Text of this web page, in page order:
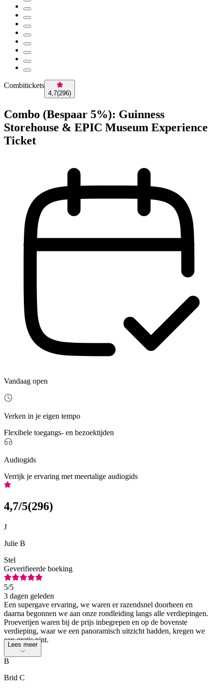
Combitickets
4,7(296)
Combo (Bespaar 5%): Guinness
Storehouse & EPIC Museum Experience
Ticket
Vandaag open
Verken in je eigen tempo
Flexibele toegangs- en bezoektijden
Audiogids
Verrijk je ervaring met meertalige audiogids
4,7/5(296)
J
Julie B
Stel
Geverifieerde boeking
5/5
3 dagen geleden
Een supergave ervaring, we waren er razendsnel doorheen en
daarna begonnen we aan onze rondleiding langs alle verdiepingen.
Proeverijen waren bij de prijs inbegrepen en op de bovenste
verdieping, waar we een panoramisch uitzicht hadden, kregen we
een gratis pint.
Lees meer
B
Brid C